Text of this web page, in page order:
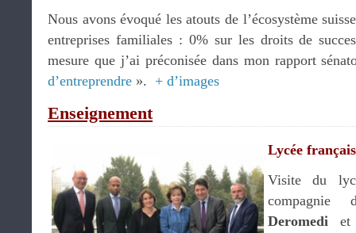
Nous avons évoqué les atouts de l’écosystème
entreprises familiales : 0% sur les droits de
mesure que j’ai préconisée dans mon rapport
d’entreprendre ». + d’images
Enseignement
Lycée français
Visite du
Deromedi et